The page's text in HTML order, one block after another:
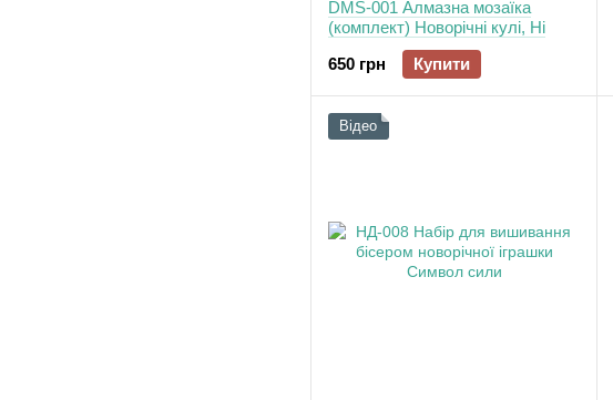
DMS-001 Алмазна мозаїка
(комплект) Новорічні кулі, Ні
650 грн
Купити
Відео